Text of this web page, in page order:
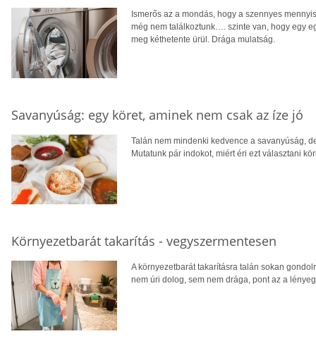
Ismerős az a mondás, hogy a szennyes
még nem találkoztunk…. szinte van, hogy egy
meg kéthetente ürül. Drága mulatság.
Savanyúság: egy köret, aminek nem csak az íze jó
Talán nem mindenki kedvence a savanyúság,
Mutatunk pár indokot, miért éri ezt választani
Környezetbarát takarítás - vegyszermentesen
A környezetbarát takarításra talán sokan
nem úri dolog, sem nem drága, pont az a